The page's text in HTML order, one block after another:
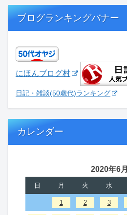
ブログランキングバナー
にほんブログ村
日記・雑談(50歳代)ランキング
カレンダー
2020年6月
日 月 火 水
1 2 3